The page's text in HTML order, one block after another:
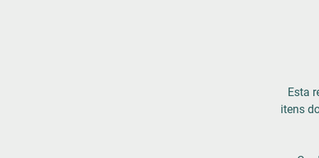
Esta
itens